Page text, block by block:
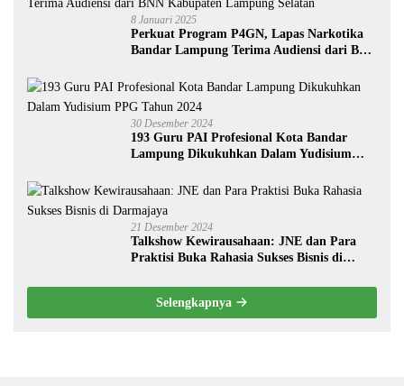
8 Januari 2025
Perkuat Program P4GN, Lapas Narkotika
Bandar Lampung Terima Audiensi dari BNN
30 Desember 2024
193 Guru PAI Profesional Kota Bandar
Lampung Dikukuhkan Dalam Yudisium
21 Desember 2024
Talkshow Kewirausahaan: JNE dan Para
Praktisi Buka Rahasia Sukses Bisnis di
Selengkapnya